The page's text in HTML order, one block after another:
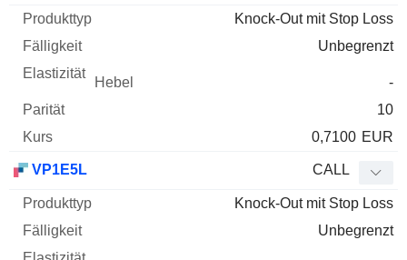
Knock-Out mit Stop Loss
Unbegrenzt
-
10
0,7100 EUR
VP1E5L CALL
Knock-Out mit Stop Loss
Unbegrenzt